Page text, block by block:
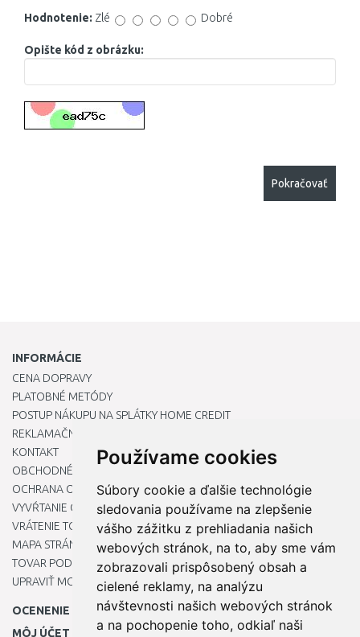
Používame cookies
Súbory cookie a ďalšie technológie
sledovania používame na zlepšenie
vášho zážitku z prehliadania našich
webových stránok, na to, aby sme vám
zobrazovali prispôsobený obsah a
cielené reklamy, na analýzu
návštevnosti našich webových stránok
a na pochopenie toho, odkiaľ naši
Hodnotenie: Zlé Dobré
Opište kód z obrázku:
Pokračovať
INFORMÁCIE
CENA DOPRAVY
PLATOBNÉ METÓDY
POSTUP NÁKUPU NA SPLÁTKY HOME CREDIT
REKLAMAČNÝ PORIADOK
KONTAKT
OBCHODNÉ PODMIENKY
OCHRANA OSOBNÝCH ÚDAJOV
VYVŔTANIE OTVORU DO DREZU PRE KUCHYNSKÚ BATÉRIU
VRÁTENIE TOVARU / REKLAMÁCIE
MAPA STRÁNOK
TOVAR PODĽA ZNAČIEK
UPRAVIŤ MOJE PREDVOĽBY COOKIES
OCENENIE
MÔJ ÚČET